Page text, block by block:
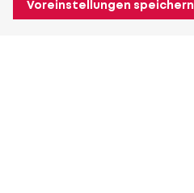
Voreinstellungen speichern